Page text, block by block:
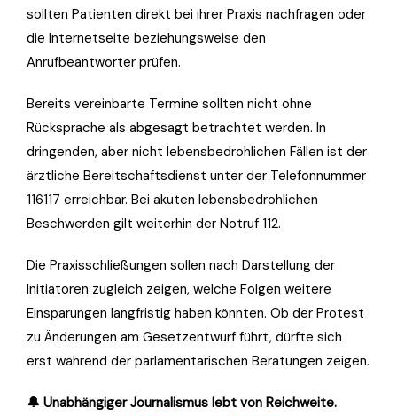
sollten Patienten direkt bei ihrer Praxis nachfragen oder
die Internetseite beziehungsweise den
Anrufbeantworter prüfen.
Bereits vereinbarte Termine sollten nicht ohne
Rücksprache als abgesagt betrachtet werden. In
dringenden, aber nicht lebensbedrohlichen Fällen ist der
ärztliche Bereitschaftsdienst unter der Telefonnummer
116117 erreichbar. Bei akuten lebensbedrohlichen
Beschwerden gilt weiterhin der Notruf 112.
Die Praxisschließungen sollen nach Darstellung der
Initiatoren zugleich zeigen, welche Folgen weitere
Einsparungen langfristig haben könnten. Ob der Protest
zu Änderungen am Gesetzentwurf führt, dürfte sich
erst während der parlamentarischen Beratungen zeigen.
🔔 Unabhängiger Journalismus lebt von Reichweite.